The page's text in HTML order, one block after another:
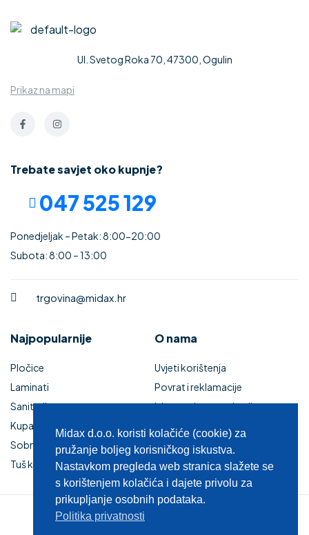
Ul. Svetog Roka 70, 47300, Ogulin
Prikaz na mapi
Trebate savjet oko kupnje?
047 525 129
Ponedjeljak – Petak: 8:00-20:00
Subota: 8:00 – 13:00
trgovina@midax.hr
Najpopularnije
Pločice
Laminati
Sanitarije
Kupaonski namještaj
Sobna vrata
Tuš kabine i kade
O nama
Uvjeti korištenja
Povrat i reklamacije
Izjava o sigurnosti online
plaćanja
Kupaonski namještaj
Zaštita privatnosti
© 2025 MIDAX d.o.o.
Midax d.o.o. koristi kolačiće (cookie) za
pružanje boljeg korisničkog iskustva.
Nastavkom pregleda web stranica slažete se
s korištenjem kolačića i dajete privolu za
prikupljanje osobnih podataka.
Politika privatnosti